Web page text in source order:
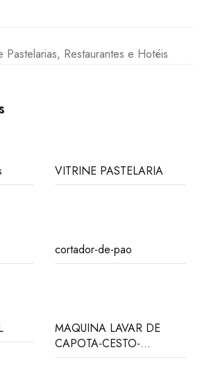
Pastelarias, Restaurantes e Hotéis
VITRINE PASTELARIA
cortador-de-pao
MAQUINA LAVAR DE
CAPOTA-CESTO-
500X500